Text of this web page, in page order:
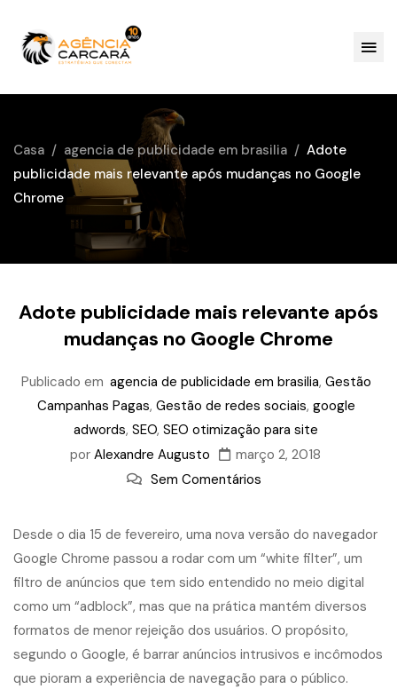
Casa agencia de publicidade em brasilia
Adote
publicidade mais relevante após mudanças no Google
Chrome
Adote publicidade mais relevante após
mudanças no Google Chrome
Publicado em agencia de publicidade em brasilia, Gestão
Campanhas Pagas, Gestão de redes sociais, google
adwords, SEO, SEO otimização para site
por Alexandre Augusto
março 2, 2018
Sem Comentários
Desde o dia 15 de fevereiro, uma nova versão do navegador
Google Chrome passou a rodar com um “white filter”, um
filtro de anúncios que tem sido entendido no meio digital
como um “adblock”, mas que na prática mantém diversos
formatos de menor rejeição dos usuários. O propósito,
segundo o Google, é barrar anúncios intrusivos e incômodos
que pioram a experiência de navegação para o público.